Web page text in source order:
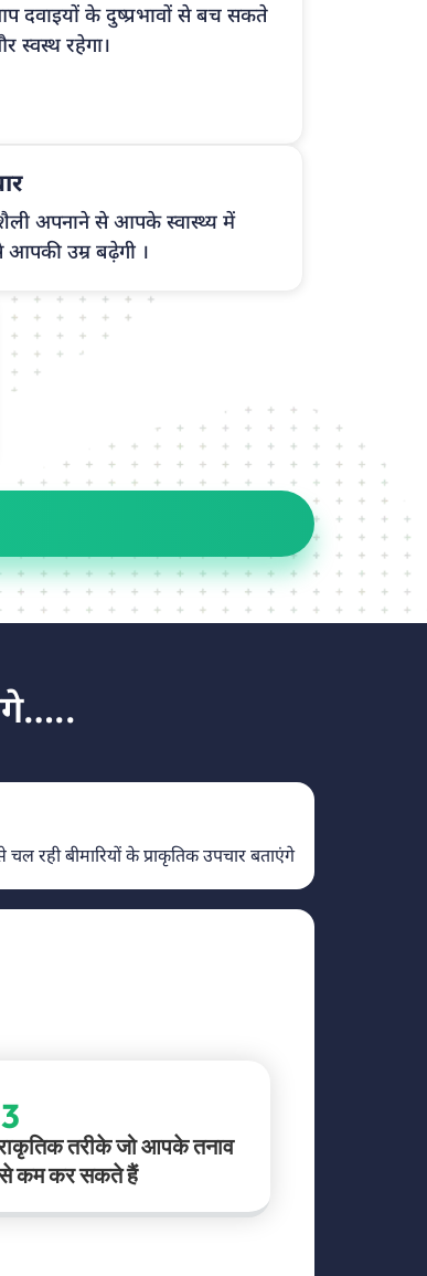
दवाइयों के दुष्प्रभावों से बच सकते
स्वस्थ रहेगा।
अपनाने से आपके स्वास्थ्य में
उम्र बढ़ेगी ।
बीमारियों के प्राकृतिक उपचार बताएंगे
तरीके जो आपके तनाव
से कम कर सकते हैं